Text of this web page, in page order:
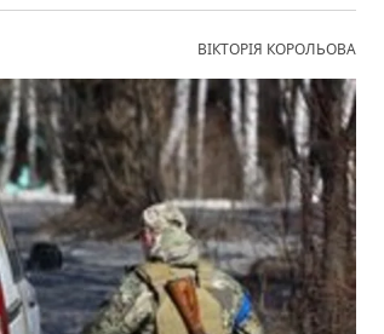
ВІКТОРІЯ КОРОЛЬОВА